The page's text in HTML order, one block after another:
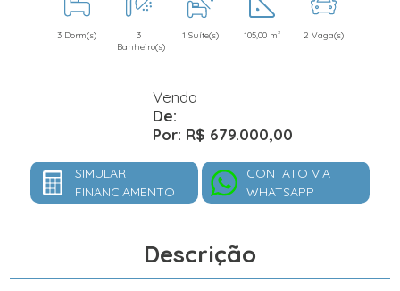
3 Dorm(s)
3
Banheiro(s)
1 Suíte(s) 105,00 m² 2 Vaga(s)
Venda
De:
Por: R$ 679.000,00
SIMULAR
FINANCIAMENTO
CONTATO VIA
WHATSAPP
Descrição